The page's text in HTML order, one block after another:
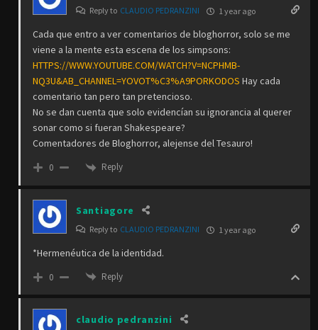
Reply to CLAUDIO PEDRANZINI 1 year ago
Cada que entro a ver comentarios de bloghorror, solo se me
viene a la mente esta escena de los simpsons:
HTTPS://WWW.YOUTUBE.COM/WATCH?V=NCPHMB-
NQ3U&AB_CHANNEL=YOVOT%C3%A9PORKODOS Hay cada
comentario tan pero tan pretencioso.
No se dan cuenta que solo evidencían su ignorancia al querer
sonar como si fueran Shakespeare?
Comentadores de Bloghorror, alejense del Tesauro!
0 Reply
Santiagore
Reply to CLAUDIO PEDRANZINI 1 year ago
*Hermenéutica de la identidad.
0 Reply
claudio pedranzini